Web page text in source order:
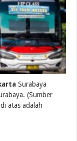
Surabaya
(Sumber
di atas adalah